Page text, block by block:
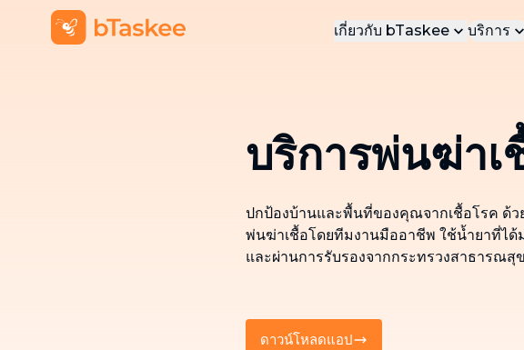
เกี่ยวกับ bTaskee
ติดต่อเรา
บริการ
บริการพ่นฆ่าเ
ปกป้องบ้านและพื้นที่ของคุณจากเชื้อโรค ด้ว
พ่นฆ่าเชื้อโดยทีมงานมืออาชีพ ใช้น้ำยาที่ได้
และผ่านการรับรองจากกระทรวงสาธารณสุข
ดาวน์โหลดแอป